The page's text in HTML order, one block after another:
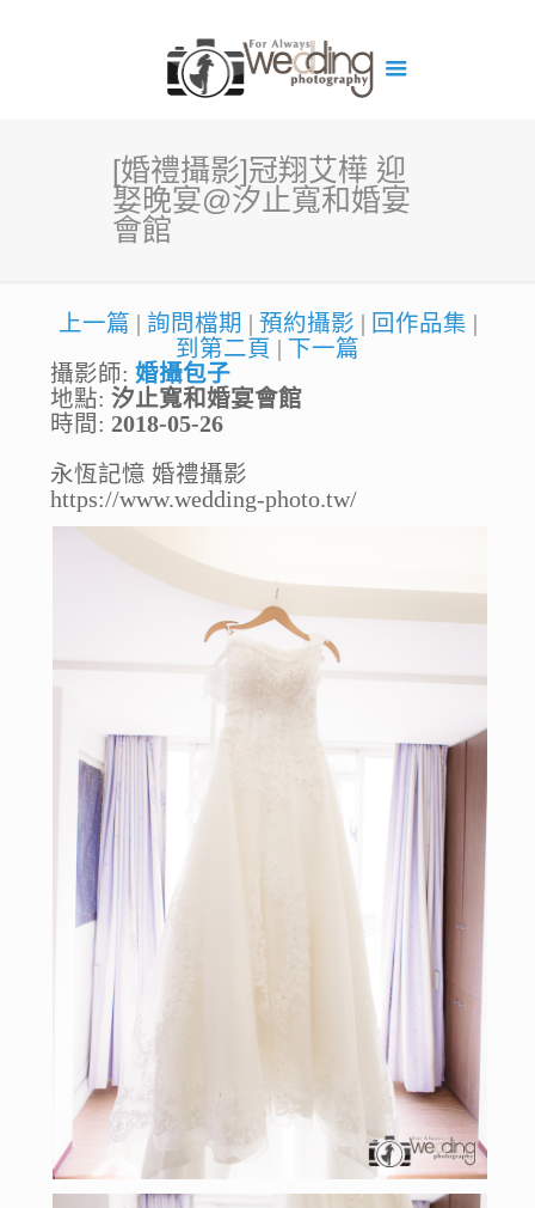
[婚禮攝影]冠翔艾樺 迎
娶晚宴@汐止寬和婚宴
會館
上一篇 詢問檔期 預約攝影 回作品集
到第二頁
下一篇
攝影師: 婚攝包子
地點: 汐止寬和婚宴會館
時間: 2018-05-26
永恆記憶 婚禮攝影
https://www.wedding-photo.tw/